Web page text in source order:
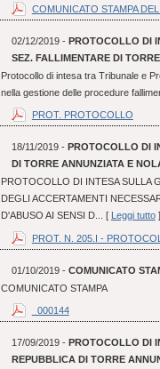
COMUNICATO STAMPA
02/12/2019 - PROTOCOLLO DI
SEZ. FALLIMENTARE DI
Protocollo di intesa tra Tribunale e
nella gestione delle procedure
PROT. PROTOCOLLO
18/11/2019 - PROTOCOLLO DI
DI TORRE ANNUNZIATA E
PROTOCOLLO DI INTESA SULLA
DEGLI ACCERTAMENTI
D'ABUSO AI SENSI D... [ Leggi tutto]
PROT. N. 205.I -
01/10/2019 - COMUNICATO
COMUNICATO STAMPA
_000144
17/09/2019 - PROTOCOLLO DI
REPUBBLICA DI TORRE